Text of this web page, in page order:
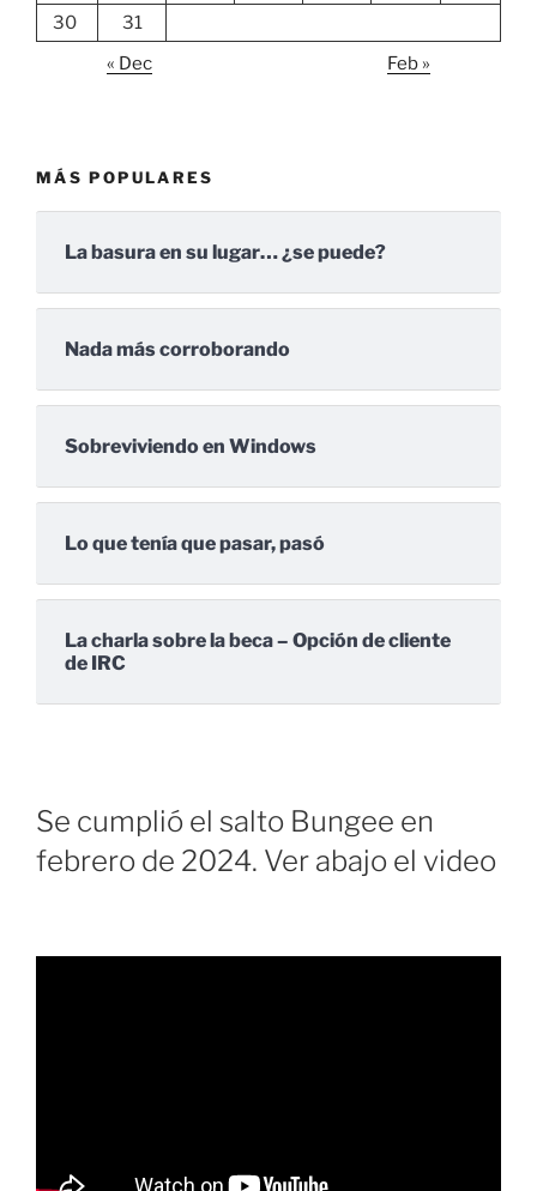
30
31
« Dec
Feb »
MÁS POPULARES
La basura en su lugar… ¿se puede?
Nada más corroborando
Sobreviviendo en Windows
Lo que tenía que pasar, pasó
La charla sobre la beca – Opción de cliente
de IRC
Se cumplió el salto Bungee en
febrero de 2024. Ver abajo el video